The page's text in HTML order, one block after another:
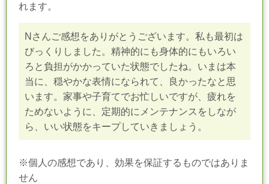
れます。
Nさんご感想をありがとうございます。私も最初は
びっくりしました。精神的にも身体的にもいろい
ろと負担がかかっていた状態でしたね。いまは本
当に、穏やかな表情になられて、良かったなと思
います。家事や子育てでお忙しいですが、疲れを
ためないように、定期的にメンテナンスをしなが
ら、いい状態をキープしていきましょう。
※個人の感想であり、効果を保証するものではありま
せん